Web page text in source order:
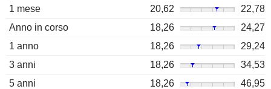
1 mese
20,62
22,78
Anno in corso
18,26
24,27
1 anno
18,26
29,24
3 anni
18,26
34,53
5 anni
18,26
46,95